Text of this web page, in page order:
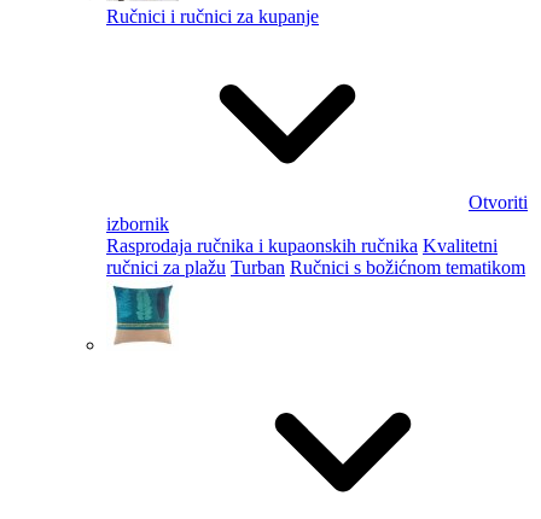
Ručnici i ručnici za kupanje
Otvoriti
izbornik
Rasprodaja ručnika i kupaonskih ručnika Kvalitetni
ručnici za plažu Turban Ručnici s božićnom tematikom